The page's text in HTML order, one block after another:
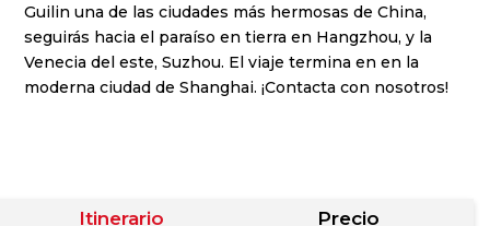
Guilin una de las ciudades más hermosas de China,
seguirás hacia el paraíso en tierra en Hangzhou, y la
Venecia del este, Suzhou. El viaje termina en en la
moderna ciudad de Shanghai. ¡Contacta con nosotros!
Itinerario Precio